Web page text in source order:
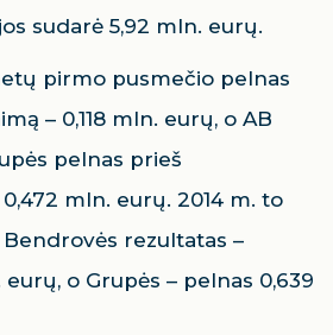
sudarė 5,92 mln. eurų.
pirmo pusmečio pelnas
– 0,118 mln. eurų, o AB
pelnas prieš
mln. eurų. 2014 m. to
rezultatas –
o Grupės – pelnas 0,639